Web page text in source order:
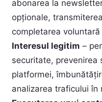
abonarea la
opționale,
completarea
Interesul legitim –
securitate, prevenirea
platformei,
analizarea traficului în